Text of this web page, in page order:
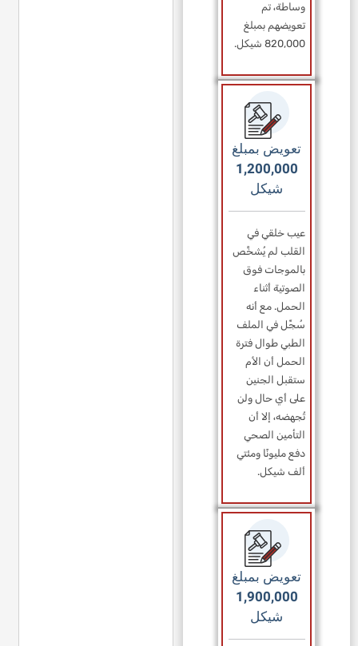
وساطة، تم
تعويضهم بمبلغ
820,000 شيكل.
تعويض بمبلغ
1,200,000
شيكل
عيب خلقي في
القلب لم يُشخَّص
بالموجات فوق
الصوتية أثناء
الحمل. مع أنه
سُجِّل في الملف
الطبي طوال فترة
الحمل أن الأم
ستقبل الجنين
على أي حال ولن
تُجهضه، إلا أن
التأمين الصحي
دفع مليونًا ومئتي
ألف شيكل.
تعويض بمبلغ
1,900,000
شيكل